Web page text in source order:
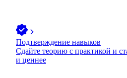
Подтверждение навыков
Сдайте теорию с практикой и
и ценнее